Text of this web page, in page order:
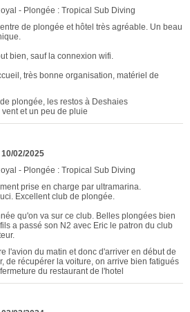
- Plongée : Tropical Sub Diving
de plongée et hôtel très agréable. Un beau
bien, sauf la connexion wifi.
très bonne organisation, matériel de
plongée, les restos à Deshaies
et un peu de pluie
02/2025
- Plongée : Tropical Sub Diving
prise en charge par ultramarina.
Excellent club de plongée.
qu'on va sur ce club. Belles plongées bien
a passé son N2 avec Eric le patron du club
l'avion du matin et donc d'arriver en début de
de récupérer la voiture, on arrive bien fatigués
du restaurant de l'hotel